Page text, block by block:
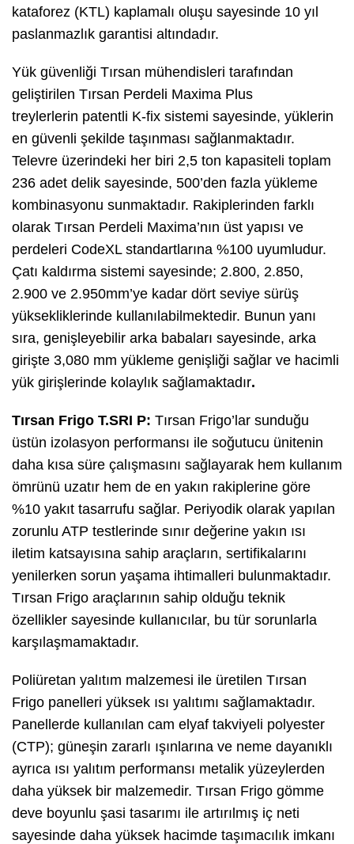
kataforez (KTL) kaplamalı oluşu sayesinde 10 yıl
paslanmazlık garantisi altındadır.
Yük güvenliği Tırsan mühendisleri tarafından
geliştirilen Tırsan Perdeli Maxima Plus
treylerlerin patentli K-fix sistemi sayesinde, yüklerin
en güvenli şekilde taşınması sağlanmaktadır.
Televre üzerindeki her biri 2,5 ton kapasiteli toplam
236 adet delik sayesinde, 500’den fazla yükleme
kombinasyonu sunmaktadır. Rakiplerinden farklı
olarak Tırsan Perdeli Maxima’nın üst yapısı ve
perdeleri CodeXL standartlarına %100 uyumludur.
Çatı kaldırma sistemi sayesinde; 2.800, 2.850,
2.900 ve 2.950mm’ye kadar dört seviye sürüş
yüksekliklerinde kullanılabilmektedir. Bunun yanı
sıra, genişleyebilir arka babaları sayesinde, arka
girişte 3,080 mm yükleme genişliği sağlar ve hacimli
yük girişlerinde kolaylık sağlamaktadır.
Tırsan Frigo T.SRI P: Tırsan Frigo’lar sunduğu
üstün izolasyon performansı ile soğutucu ünitenin
daha kısa süre çalışmasını sağlayarak hem kullanım
ömrünü uzatır hem de en yakın rakiplerine göre
%10 yakıt tasarrufu sağlar. Periyodik olarak yapılan
zorunlu ATP testlerinde sınır değerine yakın ısı
iletim katsayısına sahip araçların, sertifikalarını
yenilerken sorun yaşama ihtimalleri bulunmaktadır.
Tırsan Frigo araçlarının sahip olduğu teknik
özellikler sayesinde kullanıcılar, bu tür sorunlarla
karşılaşmamaktadır.
Poliüretan yalıtım malzemesi ile üretilen Tırsan
Frigo panelleri yüksek ısı yalıtımı sağlamaktadır.
Panellerde kullanılan cam elyaf takviyeli polyester
(CTP); güneşin zararlı ışınlarına ve neme dayanıklı
ayrıca ısı yalıtım performansı metalik yüzeylerden
daha yüksek bir malzemedir. Tırsan Frigo gömme
deve boyunlu şasi tasarımı ile artırılmış iç neti
sayesinde daha yüksek hacimde taşımacılık imkanı